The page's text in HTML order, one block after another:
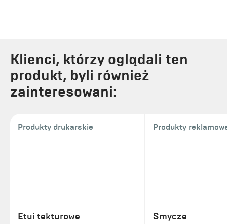
Klienci, którzy oglądali ten
produkt, byli również
zainteresowani:
Produkty drukarskie
Etui tekturowe
Produkty
Smycze